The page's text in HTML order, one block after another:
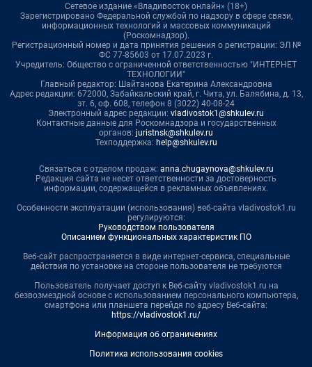
Сетевое издание «Владивосток онлайн» (18+)
Зарегистрировано Федеральной службой по надзору в сфере связи,
информационных технологий и массовых коммуникаций
(Роскомнадзор).
Регистрационный номер и дата принятия решения о регистрации: ЭЛ №
ФС 77-85603 от 17.07.2023 г.
Учредитель: Общество с ограниченной ответственностью "ИНТЕРНЕТ
ТЕХНОЛОГИИ"
Главный редактор: Шайтанова Екатерина Александровна
Адрес редакции: 672000, Забайкальский край, г. Чита, ул. Балябина, д. 13,
эт. 6, оф. 608, телефон 8 (3022) 40-08-24
Электронный адрес редакции: vladivostok1@shkulev.ru
Контактные данные для Роскомнадзора и государственных
органов: juristnsk@shkulev.ru
Техподдержка: help@shkulev.ru
Связаться с отделом продаж: anna.chugaynova@shkulev.ru
Редакция сайта не несет ответственности за достоверность
информации, содержащейся в рекламных объявлениях.
Особенности эксплуатации (использования) веб-сайта vladivostok1.ru
регулируются:
Руководством пользователя
Описанием функциональных характеристик ПО
Веб-сайт распространяется в виде интернет-сервиса, специальные
действия по установке на стороне пользователя не требуются
Пользователь получает доступ к Веб-сайту vladivostok1.ru на
безвозмездной основе с использованием персонального компьютера,
смартфона или планшета перейдя по адресу Веб-сайта:
https://vladivostok1.ru/
Информация об ограничениях
Политика использования cookies